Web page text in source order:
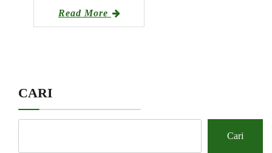
Read More
CARI
Cari